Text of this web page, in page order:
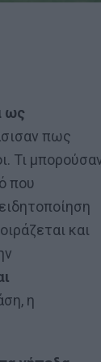
ως
πως
Τι
που
και
η